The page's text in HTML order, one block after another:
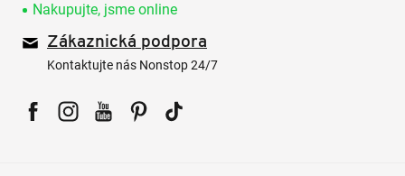
Nakupujte, jsme online
Zákaznická podpora
Kontaktujte nás Nonstop 24/7